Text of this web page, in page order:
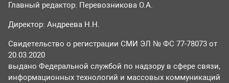
Главный редактор: Перевозникова О.А.
Директор: Андреева Н.Н.
Свидетельство о регистрации СМИ ЭЛ № ФС 77-78073 от
20.03.2020
выдано Федеральной службой по надзору в сфере связи,
информационных технологий и массовых коммуникаций